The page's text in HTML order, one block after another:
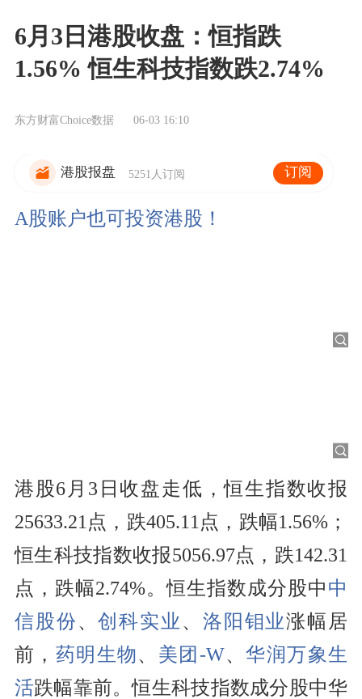
6月3日港股收盘：恒指跌
1.56% 恒生科技指数跌2.74%
东方财富Choice数据 06-03 16:10
港股报盘 5251人订阅 订阅
A股账户也可投资港股！
港股6月3日收盘走低，恒生指数收报
25633.21点，跌405.11点，跌幅1.56%；
恒生科技指数收报5056.97点，跌142.31
点，跌幅2.74%。恒生指数成分股中中
信股份、创科实业、 洛阳钼业涨幅居
前， 药明生物、 美团-W、华润万象生
活跌幅靠前。恒生科技指数成分股中华